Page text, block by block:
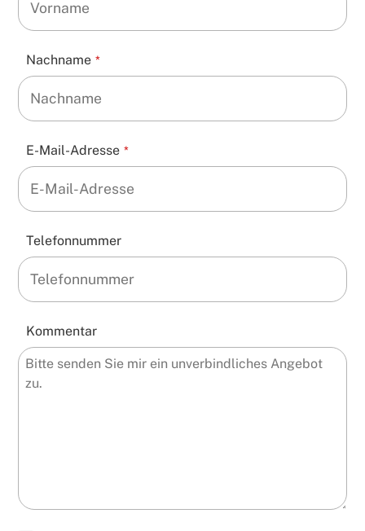
Nachname *
E-Mail-Adresse *
Telefonnummer
Kommentar